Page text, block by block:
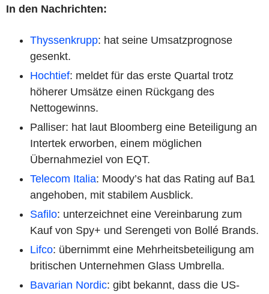
In den Nachrichten:
Thyssenkrupp: hat seine Umsatzprognose
gesenkt.
Hochtief: meldet für das erste Quartal trotz
höherer Umsätze einen Rückgang des
Nettogewinns.
Palliser: hat laut Bloomberg eine Beteiligung an
Intertek erworben, einem möglichen
Übernahmeziel von EQT.
Telecom Italia: Moody’s hat das Rating auf Ba1
angehoben, mit stabilem Ausblick.
Safilo: unterzeichnet eine Vereinbarung zum
Kauf von Spy+ und Serengeti von Bollé Brands.
Lifco: übernimmt eine Mehrheitsbeteiligung am
britischen Unternehmen Glass Umbrella.
Bavarian Nordic: gibt bekannt, dass die US-